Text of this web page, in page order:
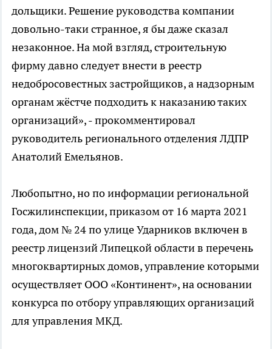
дольщики. Решение руководства компании
довольно-таки странное, я бы даже сказал
незаконное. На мой взгляд, строительную
фирму давно следует внести в реестр
недобросовестных застройщиков, а надзорным
органам жёстче подходить к наказанию таких
организаций», - прокомментировал
руководитель регионального отделения ЛДПР
Анатолий Емельянов.
Любопытно, но по информации региональной
Госжилинспекции, приказом от 16 марта 2021
года, дом № 24 по улице Ударников включен в
реестр лицензий Липецкой области в перечень
многоквартирных домов, управление которыми
осуществляет ООО «Континент», на основании
конкурса по отбору управляющих организаций
для управления МКД.